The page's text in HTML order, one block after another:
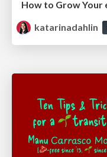
katarinadahlin